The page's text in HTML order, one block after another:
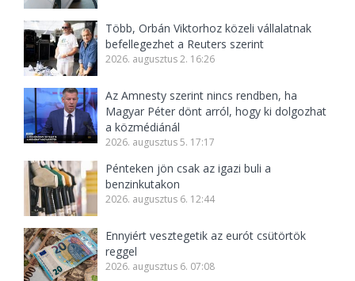
Több, Orbán Viktorhoz közeli vállalatnak
befellegezhet a Reuters szerint
2026. augusztus 2. 16:26
Az Amnesty szerint nincs rendben, ha
Magyar Péter dönt arról, hogy ki dolgozhat
a közmédiánál
2026. augusztus 5. 17:17
Pénteken jön csak az igazi buli a
benzinkutakon
2026. augusztus 6. 12:44
Ennyiért vesztegetik az eurót csütörtök
reggel
2026. augusztus 6. 07:08